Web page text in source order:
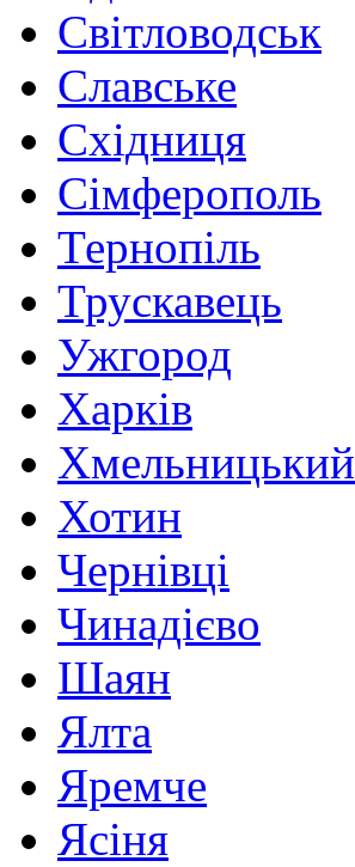
Світловодськ
Славське
Східниця
Сімферополь
Тернопіль
Трускавець
Ужгород
Харків
Хмельницький
Хотин
Чернівці
Чинадієво
Шаян
Ялта
Яремче
Ясіня